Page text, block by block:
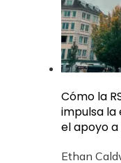
Cómo la
impulsa
el apoyo
Ethan